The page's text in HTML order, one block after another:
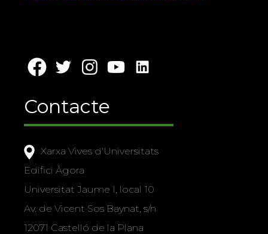
Contacte
Xarxa Vives d'Universitats
Edifici Àgora
Universitat Jaume I, local 10
Av. de Vicent Sos Baynat, s/n
12071 Castelló de la Plana